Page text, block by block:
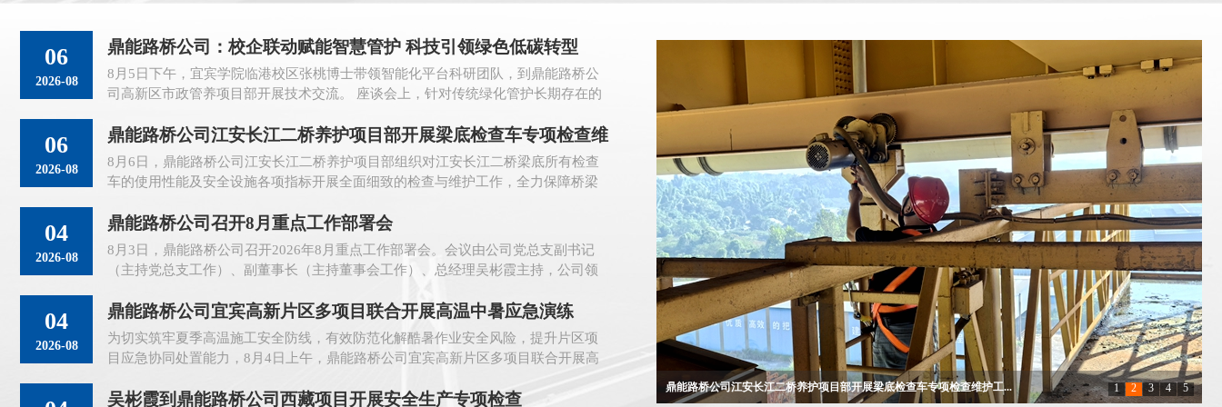
06
2026-08
鼎能路桥公司：校企联动赋能智慧管护 科技引领绿色低碳转型
8月5日下午，宜宾学院临港校区张桃博士带领智能化平台科研团队，到鼎能路桥公
司高新区市政管养项目部开展技术交流。 座谈会上，针对传统绿化管护长期存在的
06
2026-08
鼎能路桥公司江安长江二桥养护项目部开展梁底检查车专项检查维
护工...
8月6日，鼎能路桥公司江安长江二桥养护项目部组织对江安长江二桥梁底所有检查
车的使用性能及安全设施各项指标开展全面细致的检查与维护工作，全力保障桥梁
04
2026-08
鼎能路桥公司召开8月重点工作部署会
8月3日，鼎能路桥公司召开2026年8月重点工作部署会。会议由公司党总支副书记
（主持党总支工作）、副董事长（主持董事会工作）、总经理吴彬霞主持，公司领
04
2026-08
鼎能路桥公司宜宾高新片区多项目联合开展高温中暑应急演练
为切实筑牢夏季高温施工安全防线，有效防范化解酷暑作业安全风险，提升片区项
目应急协同处置能力，8月4日上午，鼎能路桥公司宜宾高新片区多项目联合开展高
吴彬霞到鼎能路桥公司西藏项目开展安全生产专项检查
鼎能路桥公司召开8月重点工作部署会 1 2 3 4 5